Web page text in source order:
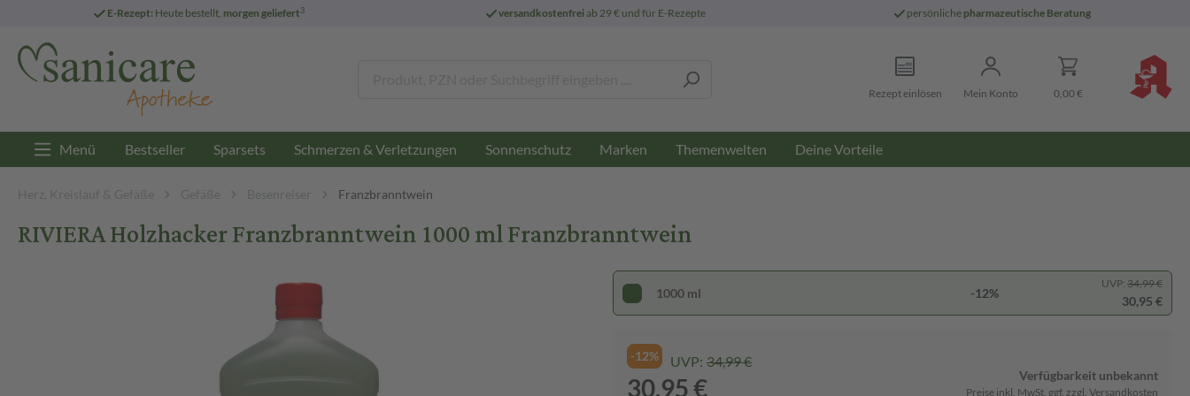
E-Rezept: Heute bestellt, morgen geliefert3 versandkostenfreiab 29 € und für E-Rezepte persönliche pharmazeutische Beratung
Rezept einlösen Mein Konto 0,00 €
Menü Bestseller Sparsets Schmerzen & Verletzungen Sonnenschutz Marken Themenwelten Deine Vorteile
Herz, Kreislauf & Gefäße Gefäße Besenreiser Franzbranntwein
RIVIERA Holzhacker Franzbranntwein 1000 ml Franzbranntwein
1000 ml -12%
UVP: 34,99 €
30,95 €
-12% UVP: 34,99 €
30,95 € Verfügbarkeit unbekannt
Preise inkl. MwSt. ggf. zzgl. Versandkosten